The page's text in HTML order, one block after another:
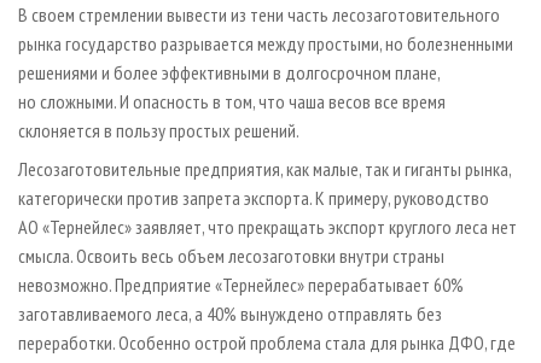
В своем стремлении вывести из тени часть лесозаготовительного
рынка государство разрывается между простыми, но болезненными
решениями и более эффективными в долгосрочном плане,
но сложными. И опасность в том, что чаша весов все время
склоняется в пользу простых решений.
Лесозаготовительные предприятия, как малые, так и гиганты рынка,
категорически против запрета экспорта. К примеру, руководство
АО «Тернейлес» заявляет, что прекращать экспорт круглого леса нет
смысла. Освоить весь объем лесозаготовки внутри страны
невозможно. Предприятие «Тернейлес» перерабатывает 60%
заготавливаемого леса, а 40% вынуждено отправлять без
переработки. Особенно острой проблема стала для рынка ДФО, где